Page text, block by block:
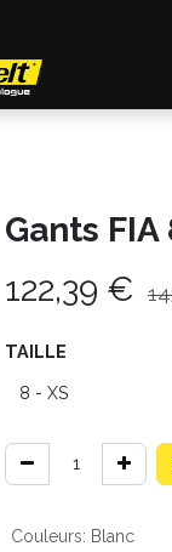
Gants
122,39 €
TAILLE
Couleurs: Blanc